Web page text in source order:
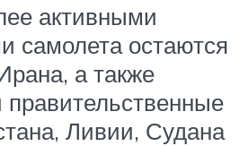
активными
самолета остаются
а также
Ливии, Судана